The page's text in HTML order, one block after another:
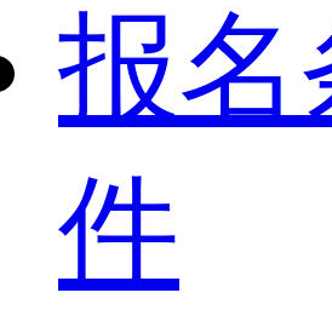
报名
件